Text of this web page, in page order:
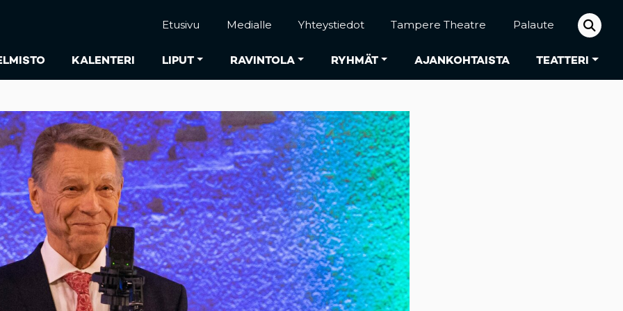
KALENTERI LIPUT RAVINTOLA RYHMÄT AJANKOHTAISTA TEATTERI
Etusivu Medialle Yhteystiedot Tampere Theatre Palaute